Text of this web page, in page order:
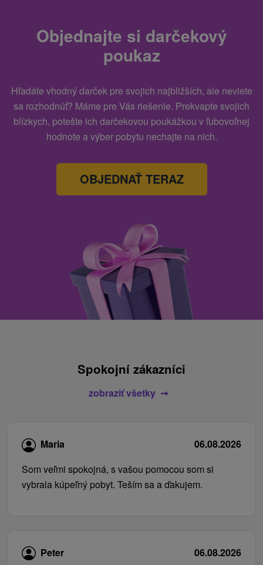
Objednajte si darčekový
poukaz
Hľadáte vhodný darček pre svojich najbližších, ale neviete
sa rozhodnúť? Máme pre Vás riešenie. Prekvapte svojich
blízkych, potešte ich darčekovou poukážkou v ľubovoľnej
hodnote a výber pobytu nechajte na nich.
OBJEDNAŤ TERAZ
Spokojní zákazníci
zobraziť všetky
Maria
06.08.2026
Som veľmi spokojná, s vašou pomocou som si
vybrala kúpeľný pobyt. Teším sa a ďakujem.
Peter
06.08.2026